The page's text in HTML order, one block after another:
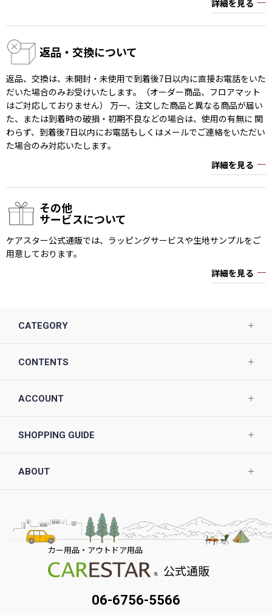
詳細を見る
返品・交換について
返品、交換は、未開封・未使用で到着後7日以内に直接お電話をいた
だいた場合のみお受けいたします。（オーダー商品、フロアマット
はご対応しておりません） 万一、注文した商品と異なる商品が届い
た、または到着時の破損・初期不良などの場合は、使用の有無に 関
わらず、到着後7日以内にお電話もしくはメールでご連絡をいただい
た場合のみ対応いたします。
詳細を見る
その他
サービスについて
ケアスター公式通販では、ラッピングサービスや生地サンプルをご
用意しております。
詳細を見る
CATEGORY
CONTENTS
ACCOUNT
SHOPPING GUIDE
ABOUT
カー用品・アウトドア用品
公式通販
06-6756-5566